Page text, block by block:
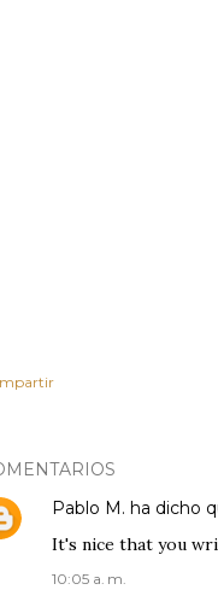
Pablo M. ha dicho
It's nice that you
10:05 a. m.